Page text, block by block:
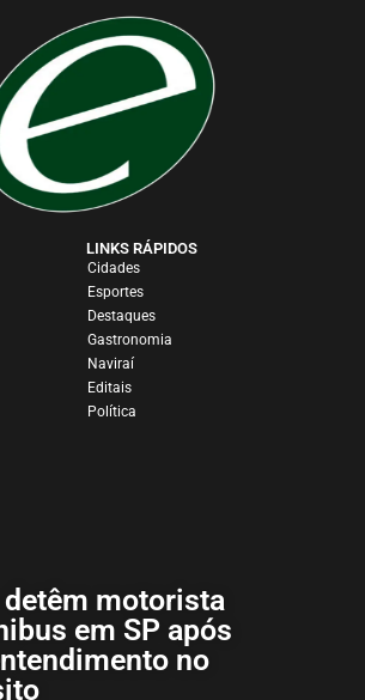
LINKS RÁPIDOS
Cidades
Esportes
Destaques
Gastronomia
Naviraí
Editais
Política
motorista
em SP após
no